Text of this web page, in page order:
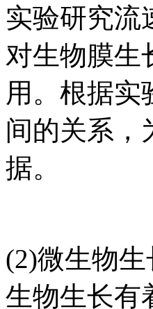
实验研究流
对生物膜生
用。根据实
间的关系，
据。
(2)微生物
生物生长有